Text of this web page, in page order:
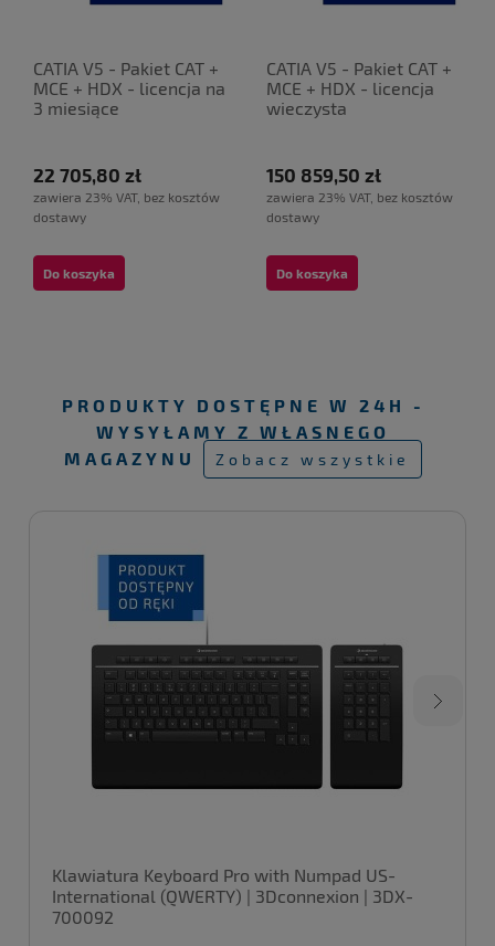
CATIA V5 - Pakiet CAT +
MCE + HDX - licencja na
3 miesiące
22 705,80 zł
zawiera 23% VAT, bez kosztów
dostawy
Do koszyka
CATIA V5 - Pakiet CAT +
MCE + HDX - licencja
wieczysta
150 859,50 zł
zawiera 23% VAT, bez kosztów
dostawy
Do koszyka
PRODUKTY DOSTĘPNE W 24H -
WYSYŁAMY Z WŁASNEGO
MAGAZYNU
Zobacz wszystkie
Klawiatura Keyboard Pro with Numpad US-
International (QWERTY) | 3Dconnexion | 3DX-
700092